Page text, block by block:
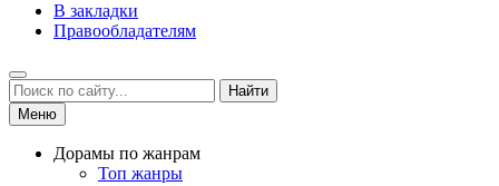
В закладки
Правообладателям
Найти
Меню
Дорамы по жанрам
Топ жанры